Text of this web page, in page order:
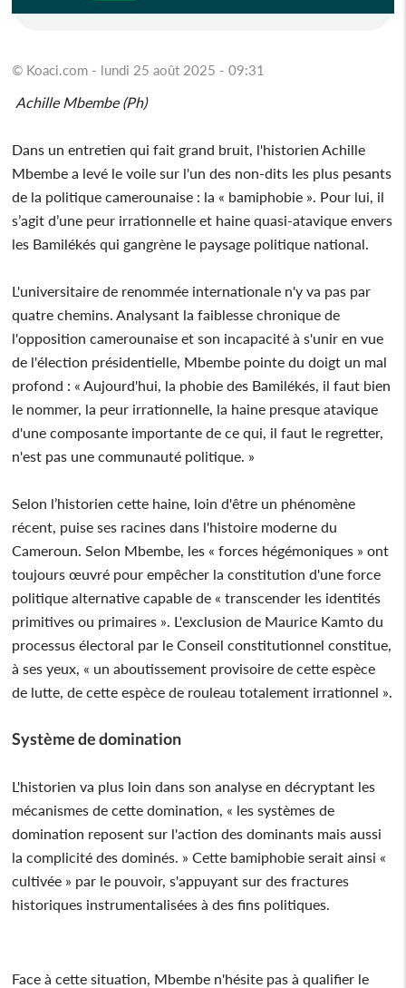
© Koaci.com - lundi 25 août 2025 - 09:31
Achille Mbembe (Ph)
Dans un entretien qui fait grand bruit, l'historien Achille
Mbembe a levé le voile sur l'un des non-dits les plus pesants
de la politique camerounaise : la « bamiphobie ». Pour lui, il
s’agit d’une peur irrationnelle et haine quasi-atavique envers
les Bamilékés qui gangrène le paysage politique national.
L'universitaire de renommée internationale n'y va pas par
quatre chemins. Analysant la faiblesse chronique de
l'opposition camerounaise et son incapacité à s'unir en vue
de l'élection présidentielle, Mbembe pointe du doigt un mal
profond : « Aujourd'hui, la phobie des Bamilékés, il faut bien
le nommer, la peur irrationnelle, la haine presque atavique
d'une composante importante de ce qui, il faut le regretter,
n'est pas une communauté politique. »
Selon l’historien cette haine, loin d'être un phénomène
récent, puise ses racines dans l'histoire moderne du
Cameroun. Selon Mbembe, les « forces hégémoniques » ont
toujours œuvré pour empêcher la constitution d'une force
politique alternative capable de « transcender les identités
primitives ou primaires ». L'exclusion de Maurice Kamto du
processus électoral par le Conseil constitutionnel constitue,
à ses yeux, « un aboutissement provisoire de cette espèce
de lutte, de cette espèce de rouleau totalement irrationnel ».
Système de domination
L'historien va plus loin dans son analyse en décryptant les
mécanismes de cette domination, « les systèmes de
domination reposent sur l'action des dominants mais aussi
la complicité des dominés. » Cette bamiphobie serait ainsi «
cultivée » par le pouvoir, s'appuyant sur des fractures
historiques instrumentalisées à des fins politiques.
Face à cette situation, Mbembe n'hésite pas à qualifier le